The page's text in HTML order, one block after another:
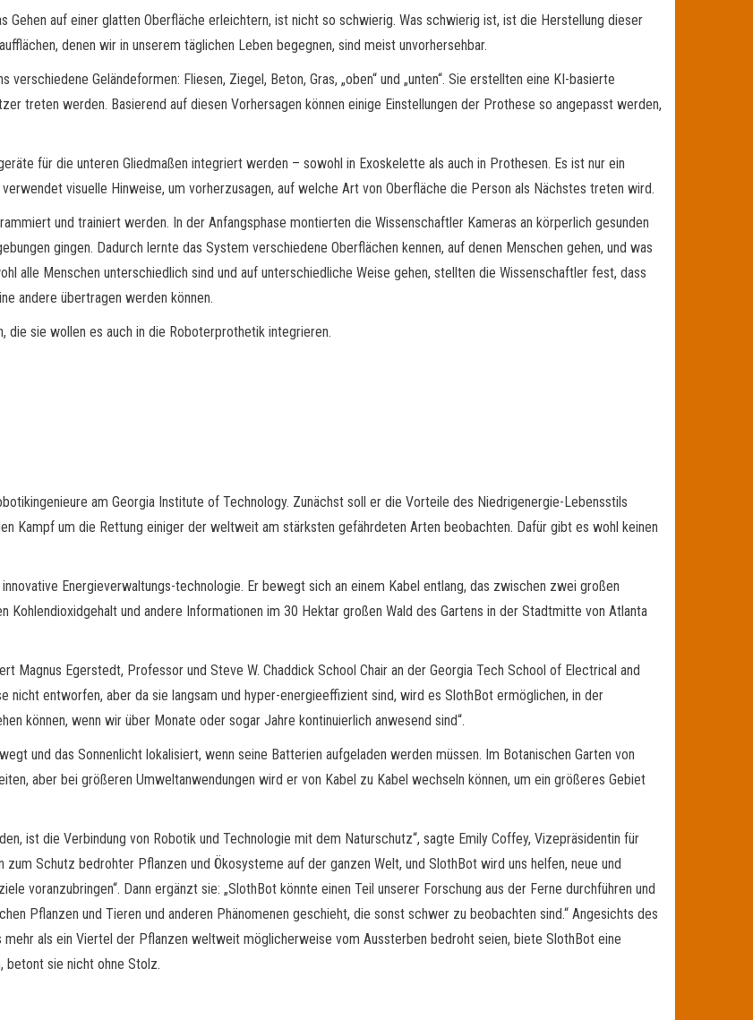
Gehen auf einer glatten Oberfläche erleichtern, ist nicht so schwierig. Was schwierig ist, ist die Herstellung dieser
denen wir in unserem täglichen Leben begegnen, sind meist unvorhersehbar.
Geländeformen: Fliesen, Ziegel, Beton, Gras, „oben“ und „unten“. Sie erstellten eine KI-basierte
treten werden. Basierend auf diesen Vorhersagen können einige Einstellungen der Prothese so angepasst werden,
für die unteren Gliedmaßen integriert werden – sowohl in Exoskelette als auch in Prothesen. Es ist nur ein
visuelle Hinweise, um vorherzusagen, auf welche Art von Oberfläche die Person als Nächstes treten wird.
und trainiert werden. In der Anfangsphase montierten die Wissenschaftler Kameras an körperlich gesunden
gingen. Dadurch lernte das System verschiedene Oberflächen kennen, auf denen Menschen gehen, und was
alle Menschen unterschiedlich sind und auf unterschiedliche Weise gehen, stellten die Wissenschaftler fest, dass
andere übertragen werden können.
die sie wollen es auch in die Roboterprothetik integrieren.
am Georgia Institute of Technology. Zunächst soll er die Vorteile des Niedrigenergie-Lebensstils
Kampf um die Rettung einiger der weltweit am stärksten gefährdeten Arten beobachten. Dafür gibt es wohl keinen
Energieverwaltungs-technologie. Er bewegt sich an einem Kabel entlang, das zwischen zwei großen
Kohlendioxidgehalt und andere Informationen im 30 Hektar großen Wald des Gartens in der Stadtmitte von Atlanta
Magnus Egerstedt, Professor und Steve W. Chaddick School Chair an der Georgia Tech School of Electrical and
nicht entworfen, aber da sie langsam und hyper-energieeffizient sind, wird es SlothBot ermöglichen, in der
können, wenn wir über Monate oder sogar Jahre kontinuierlich anwesend sind“.
und das Sonnenlicht lokalisiert, wenn seine Batterien aufgeladen werden müssen. Im Botanischen Garten von
aber bei größeren Umweltanwendungen wird er von Kabel zu Kabel wechseln können, um ein größeres Gebiet
ist die Verbindung von Robotik und Technologie mit dem Naturschutz“, sagte Emily Coffey, Vizepräsidentin für
zum Schutz bedrohter Pflanzen und Ökosysteme auf der ganzen Welt, und SlothBot wird uns helfen, neue und
voranzubringen“. Dann ergänzt sie: „SlothBot könnte einen Teil unserer Forschung aus der Ferne durchführen und
Pflanzen und Tieren und anderen Phänomenen geschieht, die sonst schwer zu beobachten sind.“ Angesichts des
als ein Viertel der Pflanzen weltweit möglicherweise vom Aussterben bedroht seien, biete SlothBot eine
betont sie nicht ohne Stolz.